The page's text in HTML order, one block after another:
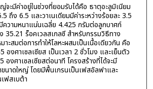
จะมีค่าอยู่ในช่วงที่ยอมรับได้คือ ธาตุอะลูมิเนียม
ถึง 6.5 และวาเนเดียมมีค่าระหว่างร้อยละ 3.5
ความหนาแน่นเฉลี่ย 4.425 กรัมต่อลูกบาศก์
35.21 ร็อคเวลสเกลซี สำหรับกรรมวิธีทาง
าะสมต่อการทำให้โลหะผสมเป็นเนื้อเดียวกัน คือ
งศาเซลเซียส เป็นเวลา 2 ชั่วโมง และเย็นตัว
องศาเซลเซียสต่อนาที โครงสร้างที่ได้จะมี
นาดใหญ่ โดยมีพื้นเกรนเป็นเฟสอัลฟาและ
ฟสเบต้า